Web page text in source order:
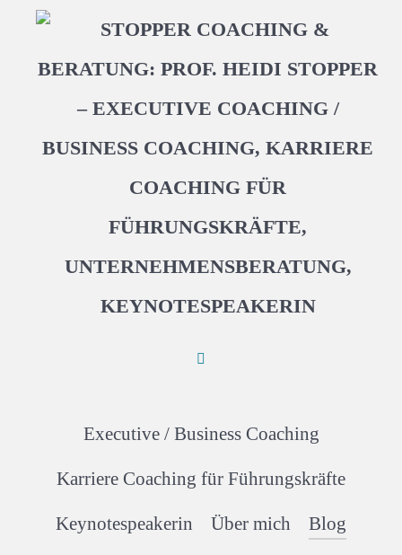
Executive / Business Coaching
Karriere Coaching für Führungskräfte
Keynotespeakerin Über mich Blog